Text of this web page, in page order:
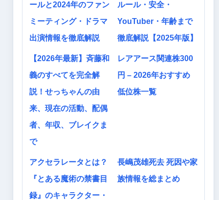
ールと2024年のファン
ミーティング・ドラマ
出演情報を徹底解説
ルール・安全・
YouTuber・年齢まで
徹底解説【2025年版】
【2026年最新】斉藤和
義のすべてを完全解
説！せっちゃんの由
来、現在の活動、配偶
者、年収、ブレイクま
で
レアアース関連株300
円 – 2026年おすすめ
低位株一覧
アクセラレータとは？
『とある魔術の禁書目
録』のキャラクター・
長嶋茂雄死去 死因や家
族情報を総まとめ